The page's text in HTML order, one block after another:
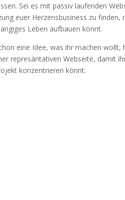
Sei es mit passiv laufenden
euer Herzensbusiness zu finden,
Leben aufbauen könnt.
eine Idee, was ihr machen wollt,
represäntativen Webseite, damit
konzentrieren könnt.